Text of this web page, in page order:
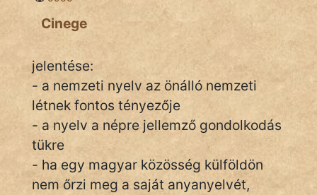
Szóláscsoportok
Szólások
Tréfás
IRODALOM
Cinege
jelentése:
- a nemzeti nyelv az önálló nemzeti
létnek fontos tényezője
- a nyelv a népre jellemző gondolkodás
tükre
- ha egy magyar közösség külföldön
nem őrzi meg a saját anyanyelvét,